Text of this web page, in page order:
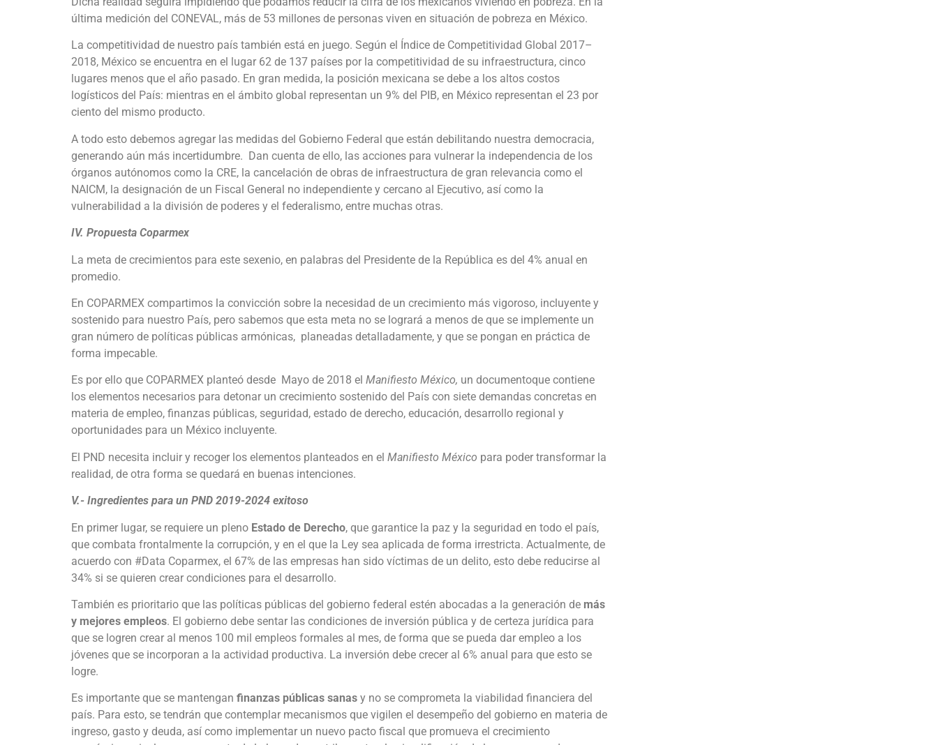
última medición del CONEVAL, más de 53 millones de personas viven en situación de pobreza en México.
La competitividad de nuestro país también está en juego. Según el Índice de Competitividad Global 2017–
2018, México se encuentra en el lugar 62 de 137 países por la competitividad de su infraestructura, cinco
lugares menos que el año pasado. En gran medida, la posición mexicana se debe a los altos costos
logísticos del País: mientras en el ámbito global representan un 9% del PIB, en México representan el 23 por
ciento del mismo producto.
A todo esto debemos agregar las medidas del Gobierno Federal que están debilitando nuestra democracia,
generando aún más incertidumbre. Dan cuenta de ello, las acciones para vulnerar la independencia de los
órganos autónomos como la CRE, la cancelación de obras de infraestructura de gran relevancia como el
NAICM, la designación de un Fiscal General no independiente y cercano al Ejecutivo, así como la
vulnerabilidad a la división de poderes y el federalismo, entre muchas otras.
IV. Propuesta Coparmex
La meta de crecimientos para este sexenio, en palabras del Presidente de la República es del 4% anual en
promedio.
En COPARMEX compartimos la convicción sobre la necesidad de un crecimiento más vigoroso, incluyente y
sostenido para nuestro País, pero sabemos que esta meta no se logrará a menos de que se implemente un
gran número de políticas públicas armónicas, planeadas detalladamente, y que se pongan en práctica de
forma impecable.
Es por ello que COPARMEX planteó desde Mayo de 2018 el Manifiesto México, un documentoque contiene
los elementos necesarios para detonar un crecimiento sostenido del País con siete demandas concretas en
materia de empleo, finanzas públicas, seguridad, estado de derecho, educación, desarrollo regional y
oportunidades para un México incluyente.
El PND necesita incluir y recoger los elementos planteados en el Manifiesto México para poder transformar la
realidad, de otra forma se quedará en buenas intenciones.
V.- Ingredientes para un PND 2019-2024 exitoso
En primer lugar, se requiere un pleno Estado de Derecho, que garantice la paz y la seguridad en todo el país,
que combata frontalmente la corrupción, y en el que la Ley sea aplicada de forma irrestricta. Actualmente, de
acuerdo con #Data Coparmex, el 67% de las empresas han sido víctimas de un delito, esto debe reducirse al
34% si se quieren crear condiciones para el desarrollo.
También es prioritario que las políticas públicas del gobierno federal estén abocadas a la generación de más
y mejores empleos. El gobierno debe sentar las condiciones de inversión pública y de certeza jurídica para
que se logren crear al menos 100 mil empleos formales al mes, de forma que se pueda dar empleo a los
jóvenes que se incorporan a la actividad productiva. La inversión debe crecer al 6% anual para que esto se
logre.
Es importante que se mantengan finanzas públicas sanas y no se comprometa la viabilidad financiera del
país. Para esto, se tendrán que contemplar mecanismos que vigilen el desempeño del gobierno en materia de
ingreso, gasto y deuda, así como implementar un nuevo pacto fiscal que promueva el crecimiento